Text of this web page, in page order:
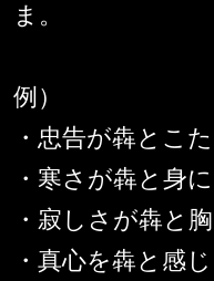
ま。
例）
・忠告が犇とこ
・寒さが犇と身
・寂しさが犇と
・真心を犇と感